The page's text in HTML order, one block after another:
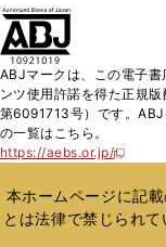
ABJマークは、この電子
ンツ使用許諾を得た正規
第6091713号）です。
の一覧はこちら。
https://aebs.or.jp/
新
い
ウ
ィ
本ホームページに記
とは法律で禁じられ